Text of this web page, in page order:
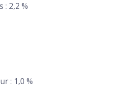
: 2,2 %
: 1,0 %